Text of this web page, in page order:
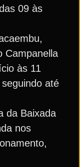
09 às
Campanella
às 11
até
da Baixada
nos